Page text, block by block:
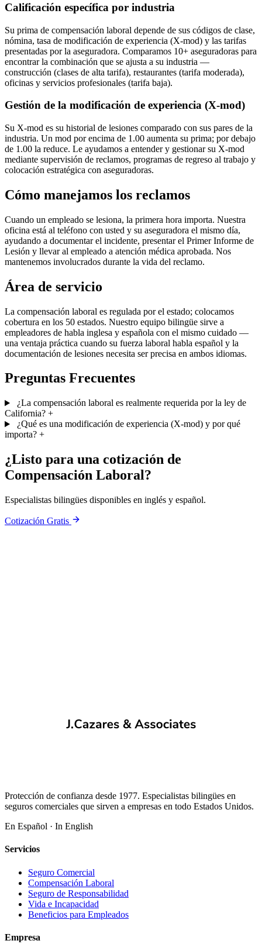
Calificación específica por industria
Su prima de compensación laboral depende de sus códigos de clase,
nómina, tasa de modificación de experiencia (X-mod) y las tarifas
presentadas por la aseguradora. Comparamos 10+ aseguradoras para
encontrar la combinación que se ajusta a su industria —
construcción (clases de alta tarifa), restaurantes (tarifa moderada),
oficinas y servicios profesionales (tarifa baja).
Gestión de la modificación de experiencia (X-mod)
Su X-mod es su historial de lesiones comparado con sus pares de la
industria. Un mod por encima de 1.00 aumenta su prima; por debajo
de 1.00 la reduce. Le ayudamos a entender y gestionar su X-mod
mediante supervisión de reclamos, programas de regreso al trabajo y
colocación estratégica con aseguradoras.
Cómo manejamos los reclamos
Cuando un empleado se lesiona, la primera hora importa. Nuestra
oficina está al teléfono con usted y su aseguradora el mismo día,
ayudando a documentar el incidente, presentar el Primer Informe de
Lesión y llevar al empleado a atención médica aprobada. Nos
mantenemos involucrados durante la vida del reclamo.
Área de servicio
La compensación laboral es regulada por el estado; colocamos
cobertura en los 50 estados. Nuestro equipo bilingüe sirve a
empleadores de habla inglesa y española con el mismo cuidado —
una ventaja práctica cuando su fuerza laboral habla español y la
documentación de lesiones necesita ser precisa en ambos idiomas.
Preguntas Frecuentes
¿La compensación laboral es realmente requerida por la ley de
California? +
¿Qué es una modificación de experiencia (X-mod) y por qué
importa? +
¿Listo para una cotización de
Compensación Laboral?
Especialistas bilingües disponibles en inglés y español.
Cotización Gratis
Protección de confianza desde 1977. Especialistas bilingües en
seguros comerciales que sirven a empresas en todo Estados Unidos.
En Español · In English
Servicios
Seguro Comercial
Compensación Laboral
Seguro de Responsabilidad
Vida e Incapacidad
Beneficios para Empleados
Empresa